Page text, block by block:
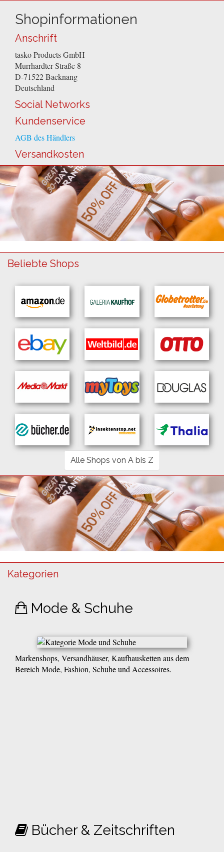
Shopinformationen
Anschrift
tasko Products GmbH
Murrhardter Straße 8
D-71522Backnang
Deutschland
Social Networks
Kundenservice
AGB des Händlers
Versandkosten
Beliebte Shops
Alle Shops von A bis Z
Kategorien
Mode & Schuhe
Markenshops, Versandhäuser, Kaufhausketten aus dem
Bereich Mode, Fashion, Schuhe und Accessoires.
Bücher & Zeitschriften